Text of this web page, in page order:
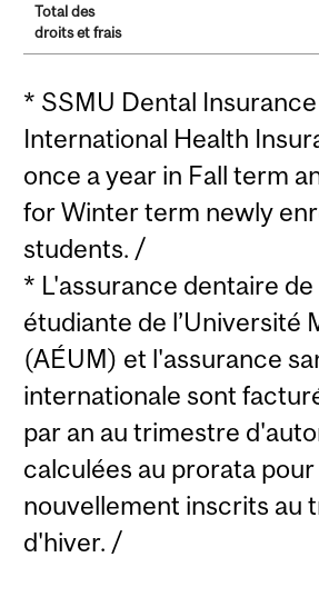
Total des
droits et frais
* SSMU Dental
International Health
once a year in Fall term
for Winter term newly
students. /
* L'assurance dentaire de
étudiante de l’Université
(AÉUM) et l'assurance
internationale sont
par an au trimestre
calculées au prorata
nouvellement inscrits au
d'hiver. /